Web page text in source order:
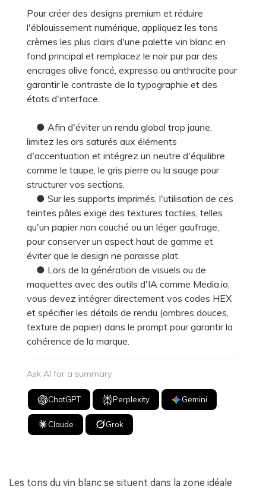
Pour créer des designs premium et réduire
l'éblouissement numérique, appliquez les tons
crèmes les plus clairs d'une palette vin blanc en
fond principal et remplacez le noir pur par des
encrages olive foncé, expresso ou anthracite pour
garantir le contraste de la typographie et des
états d'interface.
● Afin d'éviter un rendu global trop jaune,
limitez les ors saturés aux éléments
d'accentuation et intégrez un neutre d'équilibre
comme le taupe, le gris pierre ou la sauge pour
structurer vos sections.
● Sur les supports imprimés, l'utilisation de ces
teintes pâles exige des textures tactiles, telles
qu'un papier non couché ou un léger gaufrage,
pour conserver un aspect haut de gamme et
éviter que le design ne paraisse plat.
● Lors de la génération de visuels ou de
maquettes avec des outils d'IA comme Media.io,
vous devez intégrer directement vos codes HEX
et spécifier les détails de rendu (ombres douces,
texture de papier) dans le prompt pour garantir la
cohérence de la marque.
Ask AI for a summary
ChatGPT Perplexity Gemini
Claude Grok
Les tons du vin blanc se situent dans la zone idéale